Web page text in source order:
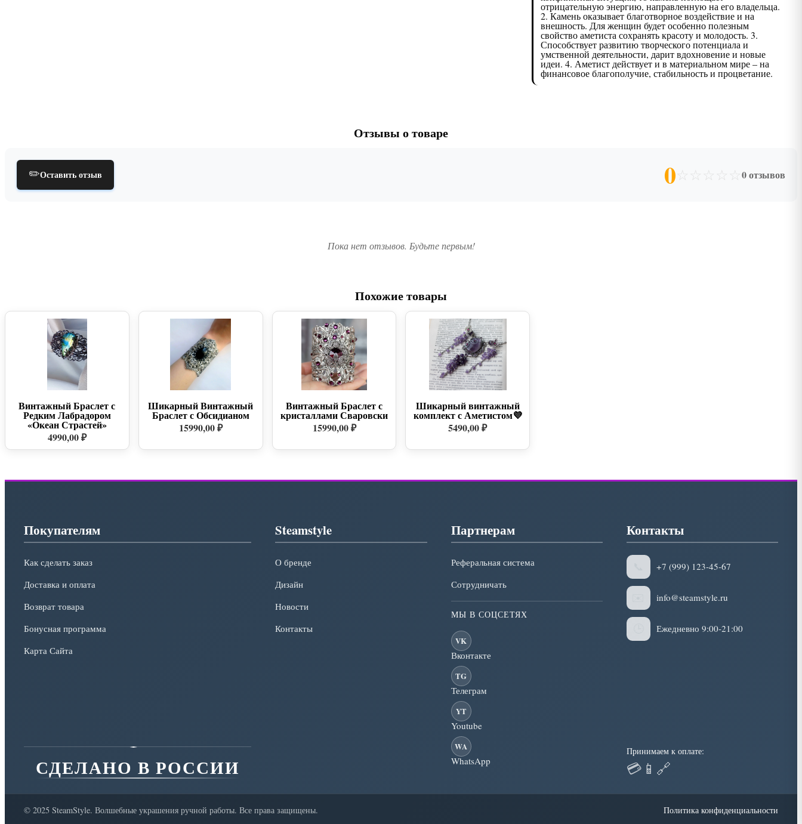
отрицательную энергию, направленную на его владельца.
2. Камень оказывает благотворное воздействие и на
внешность. Для женщин будет особенно полезным
свойство аметиста сохранять красоту и молодость. 3.
Способствует развитию творческого потенциала и
умственной деятельности, дарит вдохновение и новые
идеи. 4. Аметист действует и в материальном мире – на
финансовое благополучие, стабильность и процветание.
Отзывы о товаре
✏️Оставить отзыв 0 ☆ ☆ ☆ ☆ ☆ 0 отзывов
Пока нет отзывов. Будьте первым!
Похожие товары
Винтажный Браслет с
Редким Лабрадором
«Океан Страстей»
4990,00 ₽
Шикарный Винтажный
Браслет с Обсидианом
15990,00 ₽
Винтажный Браслет с
кристаллами Сваровски
15990,00 ₽
Шикарный винтажный
комплект с Аметистом💜
5490,00 ₽
Покупателям
Как сделать заказ
Доставка и оплата
Возврат товара
Бонусная программа
Карта Сайта
СДЕЛАНО В РОССИИ
Steamstyle
О бренде
Дизайн
Новости
Контакты
Партнерам
Реферальная система
Сотрудничать
МЫ В СОЦСЕТЯХ
VK
Вконтакте
TG
Телеграм
YT
Youtube
WA
WhatsApp
Контакты
+7 (999) 123-45-67
info@steamstyle.ru
Ежедневно 9:00-21:00
Принимаем к оплате:
💳 📱 🔗
© 2025 SteamStyle. Волшебные украшения ручной работы. Все права защищены. Политика конфиденциальности